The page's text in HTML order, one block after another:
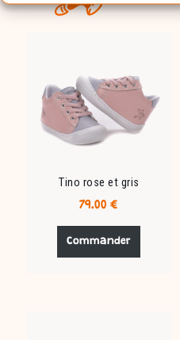
Tino rose et gris
79.00€
Commander
Ce
a